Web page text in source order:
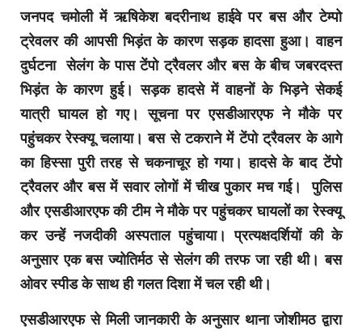
जनपद चमोली में ऋषिकेश बदरीनाथ हाईवे पर बस और टेम्पो
ट्रेवलर की आपसी भिड़ंत के कारण सड़क हादसा हुआ। वाहन
दुर्घटना सेलंग के पास टेंपो ट्रैवलर और बस के बीच जबरदस्त
भिड़ंत के कारण हुई। सड़क हादसे में वाहनों के भिड़ने सेकई
यात्री घायल हो गए। सूचना पर एसडीआरएफ ने मौके पर
पहुंचकर रेस्क्यू चलाया। बस से टकराने में टेंपो ट्रैवलर के आगे
का हिस्सा पुरी तरह से चकनाचूर हो गया। हादसे के बाद टेंपो
ट्रैवलर और बस में सवार लोगों में चीख पुकार मच गई। पुलिस
और एसडीआरएफ की टीम ने मौके पर पहुंचकर घायलों का रेस्क्यू
कर उन्हें नजदीकी अस्पताल पहुंचाया। प्रत्यक्षदर्शियों की के
अनुसार एक बस ज्योतिर्मठ से सेलंग की तरफ जा रही थी। बस
ओवर स्पीड के साथ ही गलत दिशा में चल रही थी।
एसडीआरएफ से मिली जानकारी के अनुसार थाना जोशीमठ द्वारा